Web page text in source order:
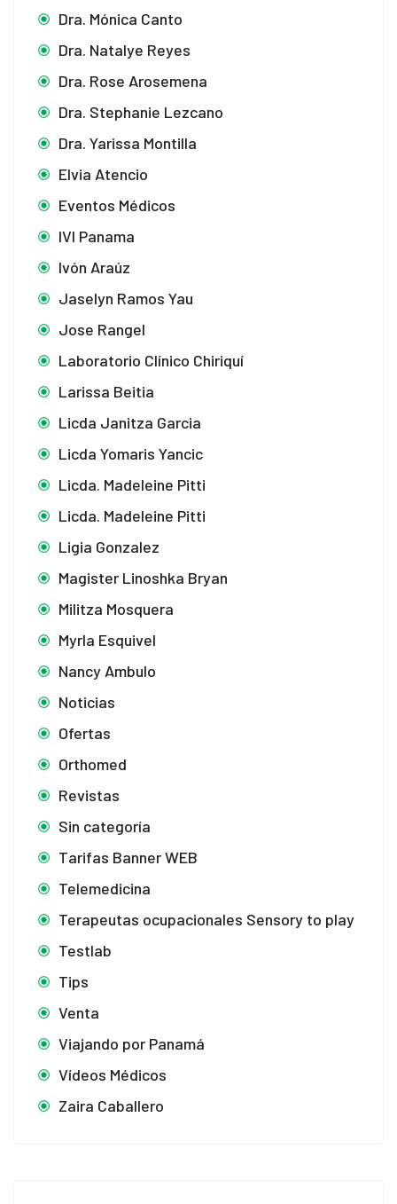
Dra. Mónica Canto
Dra. Natalye Reyes
Dra. Rose Arosemena
Dra. Stephanie Lezcano
Dra. Yarissa Montilla
Elvia Atencio
Eventos Médicos
IVI Panama
Ivón Araúz
Jaselyn Ramos Yau
Jose Rangel
Laboratorio Clínico Chiriquí
Larissa Beitia
Licda Janitza Garcia
Licda Yomaris Yancic
Licda. Madeleine Pitti
Licda. Madeleine Pitti
Ligia Gonzalez
Magister Linoshka Bryan
Militza Mosquera
Myrla Esquivel
Nancy Ambulo
Noticias
Ofertas
Orthomed
Revistas
Sin categoría
Tarifas Banner WEB
Telemedicina
Terapeutas ocupacionales Sensory to play
Testlab
Tips
Venta
Viajando por Panamá
Vídeos Médicos
Zaira Caballero